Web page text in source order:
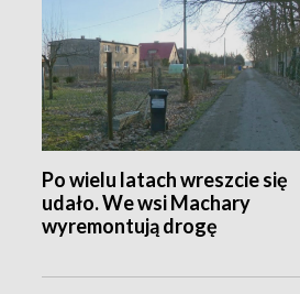
Po wielu latach wreszcie się
udało. We wsi Machary
wyremontują drogę